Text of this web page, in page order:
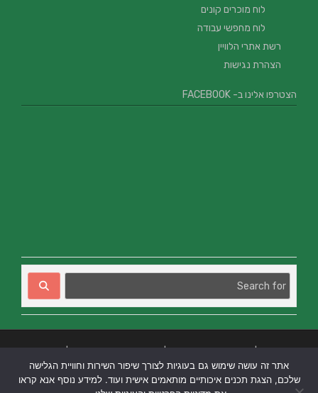
לוח מוכרים קונים
לוח מחפשי עבודה
רשת אתרי הלוויין
הצהרת נגישות
הצטרפו אלינו ב- FACEBOOK
בבאר שבע |
אתר זה עושה שימוש גם בעוגיות לצורך שיפור השירות וחוויית הגלישה
שלכם, הצגת תכנים איכותיים מותאמים אישית ועוד. למידע נוסף אנא קראו